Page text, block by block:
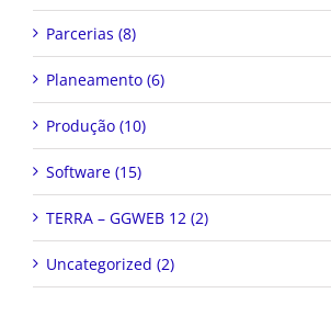
Parcerias (8)
Planeamento (6)
Produção (10)
Software (15)
TERRA – GGWEB 12 (2)
Uncategorized (2)